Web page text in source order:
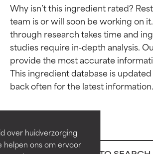
over huidverzorging
helpen ons om ervoor
Why isn’t this ingredient rated?
team is or will soon be working on
through research takes time and
studies require in-depth analysis.
provide the most accurate
This ingredient database is
Beoordelingen van
ingrediënten
Bewezen en ondersteund
onafhankelijk onderzoek.
Beoordelingen van
ingrediënten
Bewezen en ondersteund
onafhankelijk onderzoek.